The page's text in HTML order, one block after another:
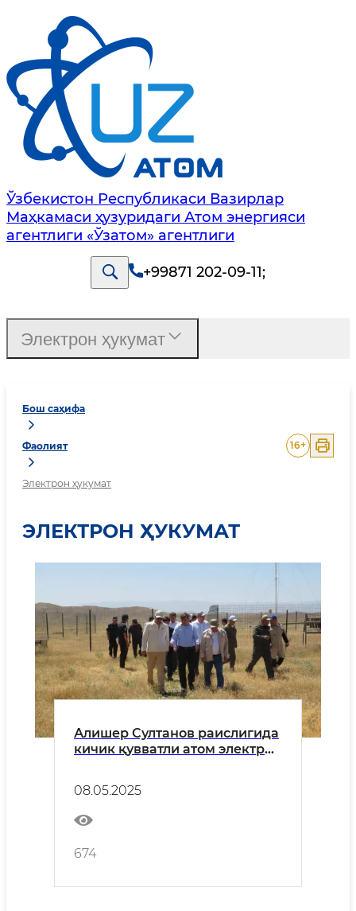
Ўзбекистон Республикаси Вазирлар
Маҳкамаси ҳузуридаги Атом энергияси
агентлиги «Ўзатом» агентлиги
+99871 202-09-11;
Бош саҳифа
Фаолият
Электрон ҳукумат
16+
ЭЛЕКТРОН ҲУКУМАТ
Алишер Султанов раислигида
кичик қувватли атом электр
оширишга бағишланган
оператив штаб ва илмий-
техник кенгашнинг қўшма
йиғилиши бўлиб ўтди
08.05.2025
674
Электрон ҳукумат